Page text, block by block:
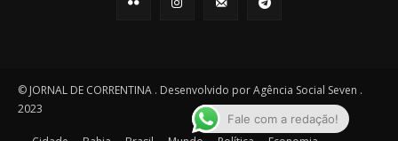
© JORNAL DE CORRENTINA . Desenvolvido por Agência Social Seven .
2023
Fale com a redação!